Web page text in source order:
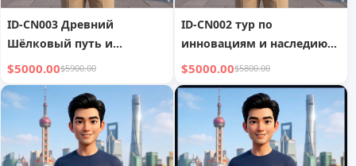
ID-CN003 Древний
Шёлковый путь и
обследование новых
источников энергии
$5000.00$5900.00
ID-CN002 тур по
инновациям и наследию
Линнаня
$5000.00$5800.00